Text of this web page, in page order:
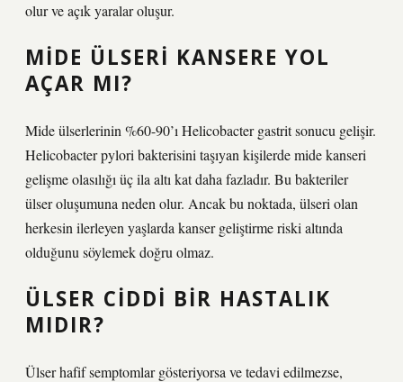
olur ve açık yaralar oluşur.
MIDE ÜLSERI KANSERE YOL
AÇAR MI?
Mide ülserlerinin %60-90’ı Helicobacter gastrit sonucu gelişir.
Helicobacter pylori bakterisini taşıyan kişilerde mide kanseri
gelişme olasılığı üç ila altı kat daha fazladır. Bu bakteriler
ülser oluşumuna neden olur. Ancak bu noktada, ülseri olan
herkesin ilerleyen yaşlarda kanser geliştirme riski altında
olduğunu söylemek doğru olmaz.
ÜLSER CIDDI BIR HASTALIK
MIDIR?
Ülser hafif semptomlar gösteriyorsa ve tedavi edilmezse,